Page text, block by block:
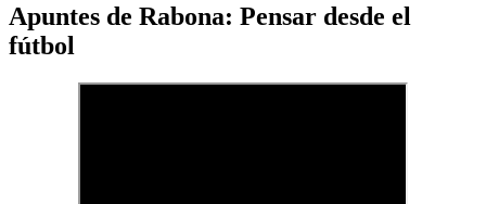
Apuntes de Rabona: Pensar desde el
fútbol